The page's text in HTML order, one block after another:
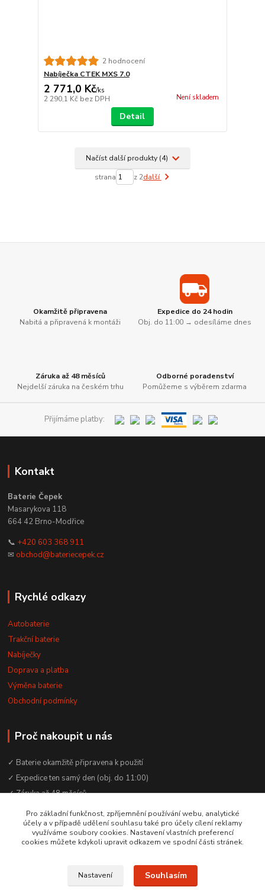
2 hodnocení
Nabíječka CTEK MXS 7.0
2 771,0 Kč/ks
2 290,1 Kč bez DPH Není skladem
Detail
Načíst další produkty (4)
strana z 2další
Okamžitě připravena
Nabitá a připravená k montáži
Expedice do 24 hodin
Obj. do 11:00 → odesíláme dnes
Záruka až 48 měsíců
Nejdelší záruka na českém trhu
Odborné poradenství
Pomůžeme s výběrem zdarma
Přijímáme platby:
Kontakt
Baterie Čepek
Masarykova 118
664 42 Brno-Modřice
📞 +420 603 368 911
✉ obchod@bateriecepek.cz
Rychlé odkazy
Autobaterie
Trakční baterie
Nabíječky
Doprava a platba
Výměna baterie
Obchodní podmínky
Proč nakoupit u nás
✓ Baterie okamžitě připravena k použití
✓ Expedice ten samý den (obj. do 11:00)
✓ Záruka až 48 měsíců
✓ Odborné poradenství zdarma
✓ Česká rodinná firma od 2012
✓ YouTube kanál s návody a testy baterií
Pro základní funkčnost, zpříjemnění používání webu, analytické
účely a v případě udělení souhlasu také pro účely cílení reklamy
využíváme soubory cookies. Nastavení vlastních preferencí
cookies můžete kdykoli upravit odkazem ve spodní části stránek.
Nastavení Souhlasím